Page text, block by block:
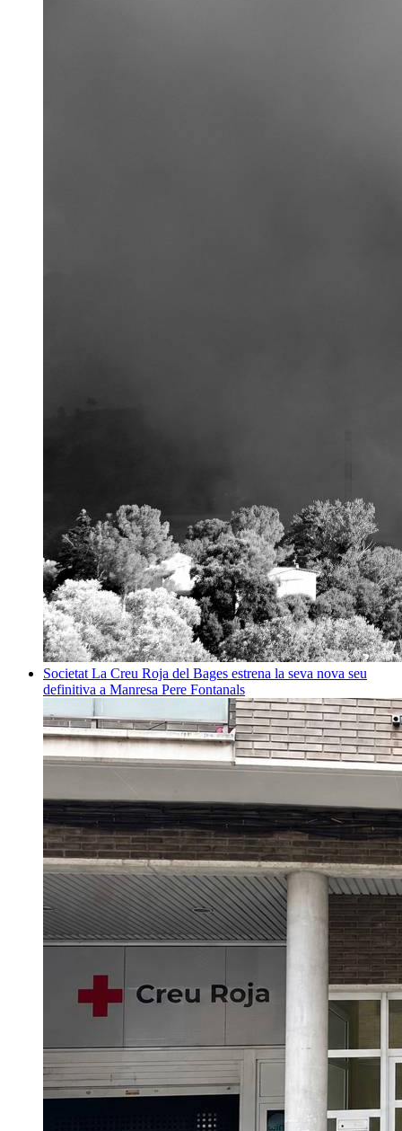
Societat La Creu Roja del Bages estrena la seva nova seu
definitiva a Manresa Pere Fontanals